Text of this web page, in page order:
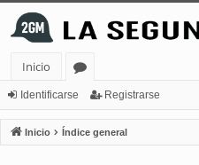
Inicio
or
os
Identificarse Registrarse
Inicio Índice general